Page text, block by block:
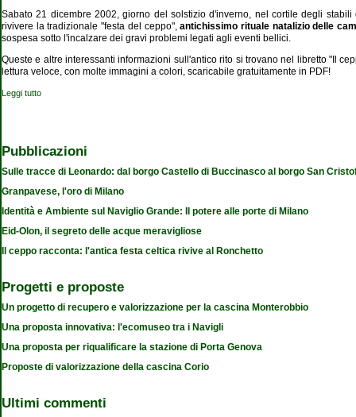
Sabato 21 dicembre 2002, giorno del solstizio d'inverno, nel cortile degli
rivivere la tradizionale "festa del ceppo",antichissimo rituale natalizio delle
sospesa sotto l'incalzare dei gravi problemi legati agli eventi bellici.
Queste e altre interessanti informazioni sull'antico rito si trovano nel libretto "Il
lettura veloce, con molte immagini a colori, scaricabile gratuitamente in PDF!
Leggi tutto
Pubblicazioni
Sulle tracce di Leonardo: dal borgo Castello di Buccinasco al borgo San
Granpavese, l'oro di Milano
Identità e Ambiente sul Naviglio Grande: Il potere alle porte di Milano
Eid-Olon, il segreto delle acque meravigliose
Il ceppo racconta: l'antica festa celtica rivive al Ronchetto
Progetti e proposte
Un progetto di recupero e valorizzazione per la cascina Monterobbio
Una proposta innovativa: l'ecomuseo tra i Navigli
Una proposta per riqualificare la stazione di Porta Genova
Proposte di valorizzazione della cascina Corio
Ultimi commenti